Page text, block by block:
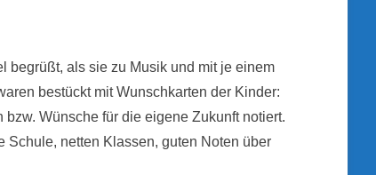
begrüßt, als sie zu Musik und mit je einem
bestückt mit Wunschkarten der Kinder:
Wünsche für die eigene Zukunft notiert.
Schule, netten Klassen, guten Noten über